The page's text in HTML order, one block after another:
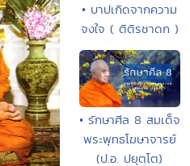
• บาปเกิดจากความ
จงใจ ( ติติรชาดก )
• รักษาศีล 8 สมเด็จ
พระพุทธโฆษาจารย์
(ป.อ. ปยุตฺโต)